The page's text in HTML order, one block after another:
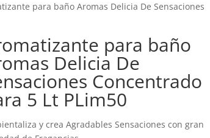
para baño Aromas Delicia De Sensaciones
para baño
Delicia De
Concentrado
5 Lt PLim50
y crea Agradables Sensaciones con gran